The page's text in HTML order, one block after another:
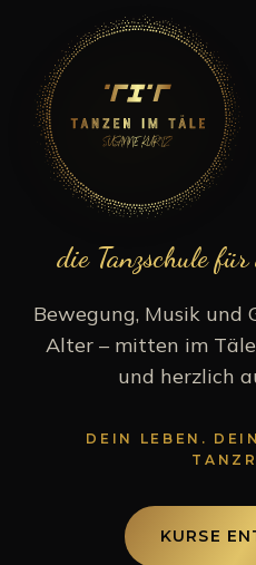
die Tanzschule
Bewegung, Musik und
Alter – mitten im
und herzlich
DEIN LEBEN.
KURSE